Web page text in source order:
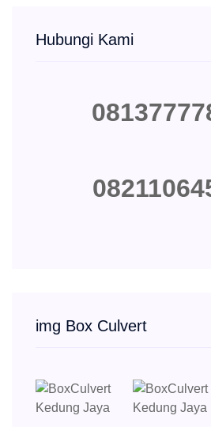
Hubungi Kami
img Box Culvert